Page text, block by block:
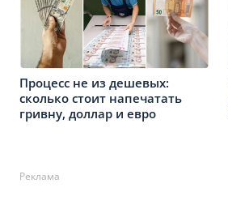
Процесс не из дешевых:
сколько стоит напечатать
гривну, доллар и евро
Реклама